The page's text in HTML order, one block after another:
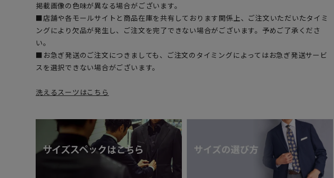
掲載画像の色味が異なる場合がございます。
■店舗や各モールサイトと商品在庫を共有しております関係上、ご注文いただいたタイミ
ングにより欠品が発生し、ご注文を完了できない場合がございます。予めご了承くださ
い。
■お急ぎ発送のご注文につきましても、ご注文のタイミングによってはお急ぎ発送サービ
スを選択できない場合がございます。
洗えるスーツはこちら